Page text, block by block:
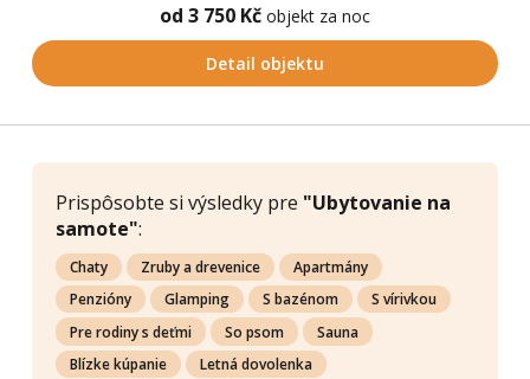
od 3 750 Kč objekt za noc
Detail objektu
Prispôsobte si výsledky pre "Ubytovanie na
samote":
Chaty Zruby a drevenice
Apartmány
Penzióny
Glamping S bazénom
S vírivkou
Pre rodiny s deťmi
So psom
Sauna
Blízke kúpanie
Letná dovolenka